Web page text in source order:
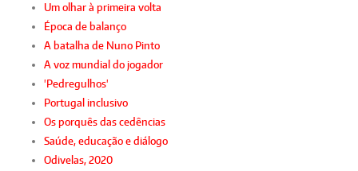
Um olhar à primeira volta
Época de balanço
A batalha de Nuno Pinto
A voz mundial do jogador
'Pedregulhos'
Portugal inclusivo
Os porquês das cedências
Saúde, educação e diálogo
Odivelas, 2020